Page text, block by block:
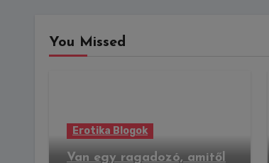
You Missed
Erotika Blogok
Van egy ragadozó, amitől